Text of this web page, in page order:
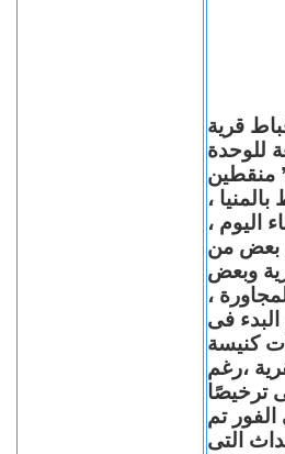
قرية
للوحدة
” منقطين
،
اليوم ،
بعض من
وبعض
،
فى
كنيسة
،رغم
ترخيصًا
تم
التى